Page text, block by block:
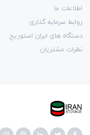
اطلاعات ما
روابط سرمایه گذاری
دستگاه های ایران استوریج
نظرات مشتریان